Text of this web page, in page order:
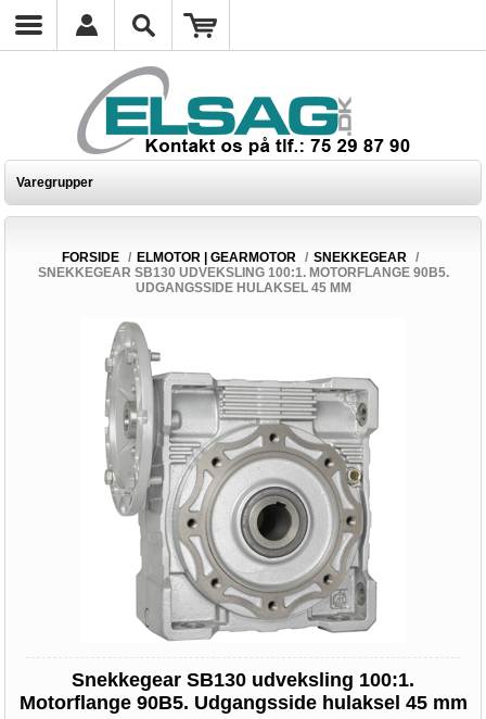
Varegrupper
FORSIDE / ELMOTOR | GEARMOTOR / SNEKKEGEAR /
SNEKKEGEAR SB130 UDVEKSLING 100:1. MOTORFLANGE 90B5.
UDGANGSSIDE HULAKSEL 45 MM
Snekkegear SB130 udveksling 100:1.
Motorflange 90B5. Udgangsside hulaksel 45 mm